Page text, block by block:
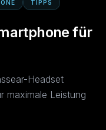
TIPPS
für
Headset
maximale Leistung